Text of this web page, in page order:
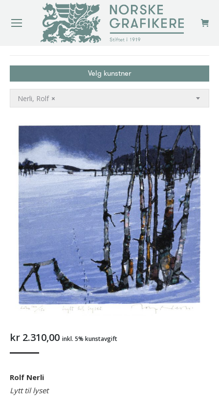
Velg kunstner
×
Nerli, Rolf
kr 2.310,00 inkl. 5% kunstavgift
Rolf Nerli
Lytt til lyset